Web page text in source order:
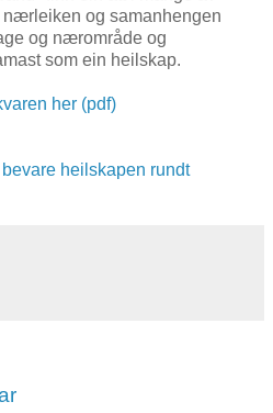
og samanhengen
og nærområde og
som ein heilskap.
her (pdf)
heilskapen rundt